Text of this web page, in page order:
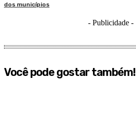
dos municípios
- Publicidade -
Você pode gostar também!